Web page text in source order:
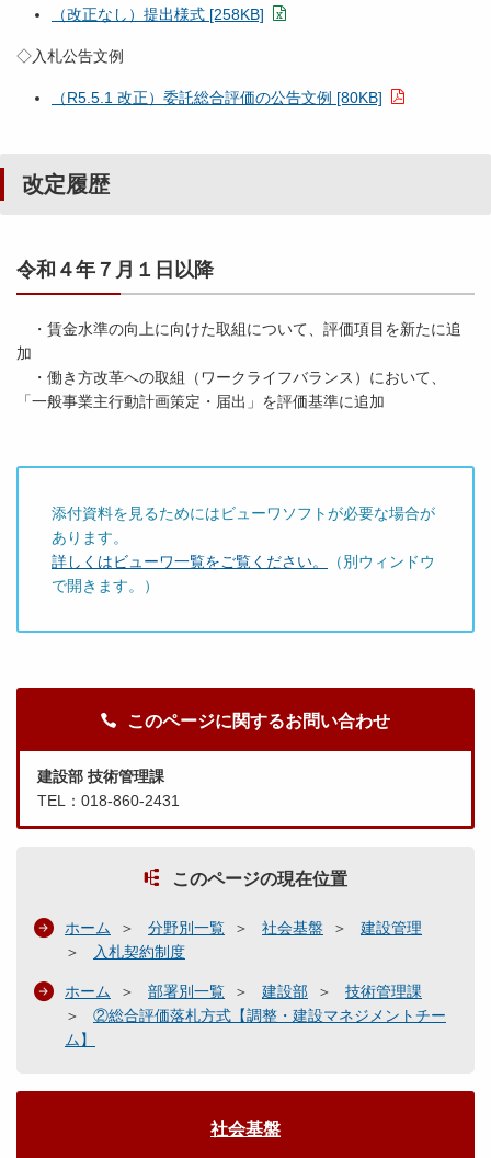
（改正なし）提出様式 [258KB]
◇入札公告文例
（R5.5.1 改正）委託総合評価の公告文例 [80KB]
改定履歴
令和４年７月１日以降
・賃金水準の向上に向けた取組について、評価項目を新たに追
加
・働き方改革への取組（ワークライフバランス）において、
「一般事業主行動計画策定・届出」を評価基準に追加
添付資料を見るためにはビューワソフトが必要な場合が
あります。
詳しくはビューワ一覧をご覧ください。
（別ウィンドウ
で開きます。）
このページに関するお問い合わせ
建設部 技術管理課
TEL：018-860-2431
このページの現在位置
ホーム 分野別一覧 社会基盤
建設管理
入札契約制度
ホーム 部署別一覧 建設部
技術管理課
②総合評価落札方式【調整・建設マネジメントチー
ム】
社会基盤